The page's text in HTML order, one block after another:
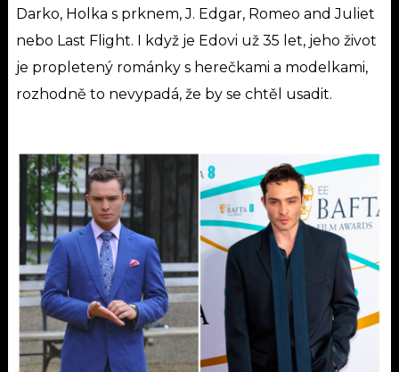
Darko, Holka s prknem, J. Edgar, Romeo and Juliet
nebo Last Flight.
I když je Edovi už 35 let, jeho život
je propletený románky s herečkami a modelkami,
rozhodně to nevypadá, že by se chtěl usadit.